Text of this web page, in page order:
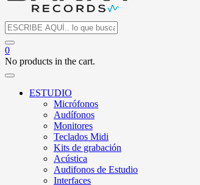
0
No products in the cart.
ESTUDIO
Micrófonos
Audífonos
Monitores
Teclados Midi
Kits de grabación
Acústica
Audifonos de Estudio
Interfaces